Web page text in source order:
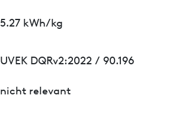
5.27 kWh/kg
UVEK DQRv2:2022 / 90.196
nicht relevant